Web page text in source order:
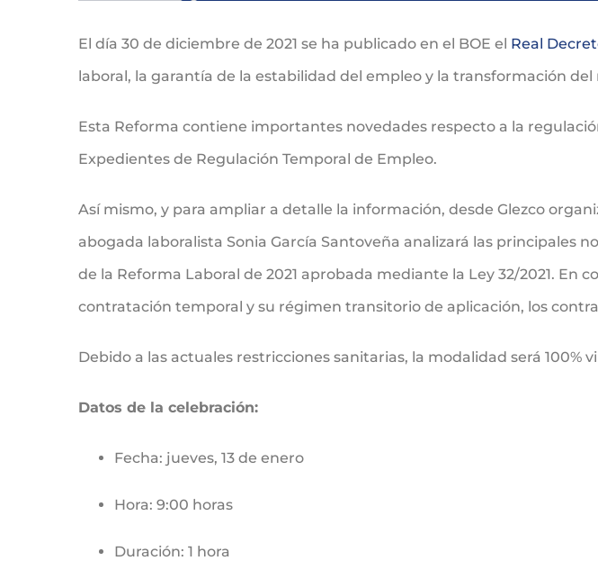
El día 30 de diciembre de 2021 se ha publicado en el BOE el Real
laboral, la garantía de la estabilidad del empleo y la transformación
Esta Reforma contiene importantes novedades respecto a la
Expedientes de Regulación Temporal de Empleo.
Así mismo, y para ampliar a detalle la información, desde Glezco
abogada laboralista Sonia García Santoveña analizará las
de la Reforma Laboral de 2021 aprobada mediante la Ley 32/2021. En
contratación temporal y su régimen transitorio de aplicación, los
Debido a las actuales restricciones sanitarias, la modalidad será 100%
Datos de la celebración:
Fecha: jueves, 13 de enero
Hora: 9:00 horas
Duración: 1 hora